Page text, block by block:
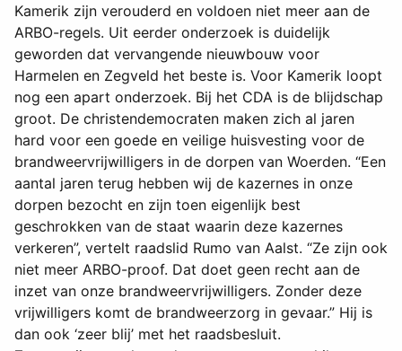
Kamerik zijn verouderd en voldoen niet meer aan de
ARBO-regels. Uit eerder onderzoek is duidelijk
geworden dat vervangende nieuwbouw voor
Harmelen en Zegveld het beste is. Voor Kamerik loopt
nog een apart onderzoek. Bij het CDA is de blijdschap
groot. De christendemocraten maken zich al jaren
hard voor een goede en veilige huisvesting voor de
brandweervrijwilligers in de dorpen van Woerden. “Een
aantal jaren terug hebben wij de kazernes in onze
dorpen bezocht en zijn toen eigenlijk best
geschrokken van de staat waarin deze kazernes
verkeren”, vertelt raadslid Rumo van Aalst. “Ze zijn ook
niet meer ARBO-proof. Dat doet geen recht aan de
inzet van onze brandweervrijwilligers. Zonder deze
vrijwilligers komt de brandweerzorg in gevaar.” Hij is
dan ook ‘zeer blij’ met het raadsbesluit.